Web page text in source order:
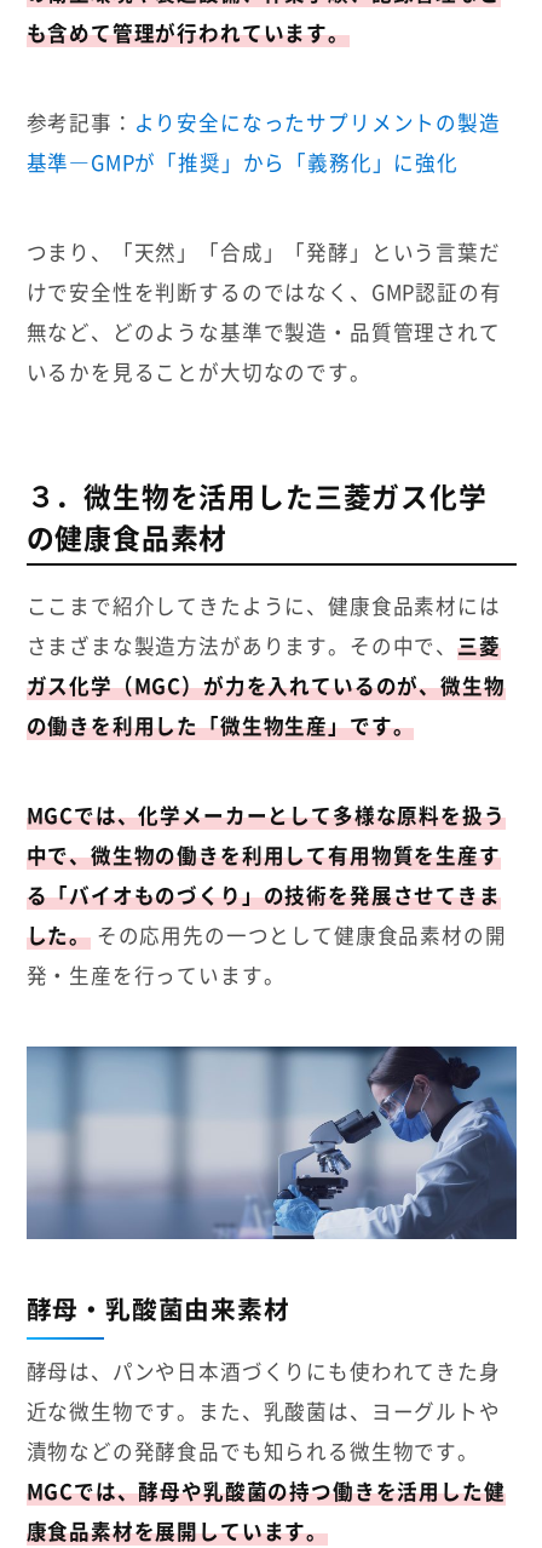
も含めて管理が行われています。
参考記事： より安全になったサプリメントの製造
基準―GMPが「推奨」から「義務化」に強化
つまり、「天然」「合成」「発酵」という言葉だ
けで安全性を判断するのではなく、GMP認証の有
無など、どのような基準で製造・品質管理されて
いるかを見ることが大切なのです。
３．微生物を活用した三菱ガス化学
の健康食品素材
ここまで紹介してきたように、健康食品素材には
さまざまな製造方法があります。その中で、三菱
ガス化学（MGC）が力を入れているのが、微生物
の働きを利用した「微生物生産」です。
MGCでは、化学メーカーとして多様な原料を扱う
中で、微生物の働きを利用して有用物質を生産す
る「バイオものづくり」の技術を発展させてきま
した。 その応用先の一つとして健康食品素材の開
発・生産を行っています。
酵母・乳酸菌由来素材
酵母は、パンや日本酒づくりにも使われてきた身
近な微生物です。また、乳酸菌は、ヨーグルトや
漬物などの発酵食品でも知られる微生物です。
MGCでは、酵母や乳酸菌の持つ働きを活用した健
康食品素材を展開しています。